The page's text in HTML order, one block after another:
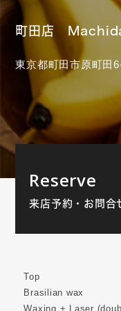
町田店
東京都町田市原町
Reserve
来店予約・お問合
Top
Brasilian wax
Waxing + Laser